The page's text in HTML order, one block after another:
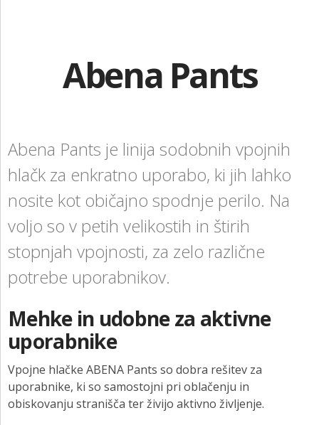
Umivalne krpice
Osebna zaščitna sredstva
Otroške pleničke
Za nosečnice in mamice
Ostali izdelki
Abena Pants
Abena Pants je linija sodobnih vpojnih
hlačk za enkratno uporabo, ki jih lahko
nosite kot običajno spodnje perilo. Na
voljo so v petih velikostih in štirih
stopnjah vpojnosti, za zelo različne
potrebe uporabnikov.
Mehke in udobne za aktivne
uporabnike
Vpojne hlačke ABENA Pants so dobra rešitev za
uporabnike, ki so samostojni pri oblačenju in
obiskovanju stranišča ter živijo aktivno življenje.